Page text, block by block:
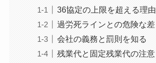
36協定の上限を超える理由
過労死ラインとの危険な差
会社の義務と罰則を知る
残業代と固定残業代の注意